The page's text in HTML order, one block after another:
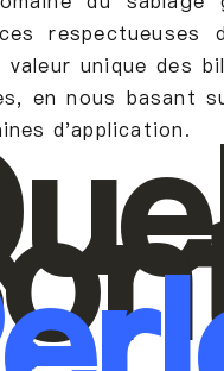
respectueuses
valeur unique des
en nous basant
d'application.